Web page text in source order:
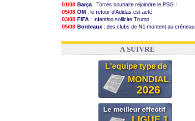
01/08 Barça : Torres souhaite rejoindre le PSG !
05/08 OM : le retour d'Adidas est acté
03/08 FIFA : Infantino sollicite Trump
05/08 Bordeaux : des clubs de N1 montent au créneau
03/08 Real: le démenti de Leipzig pour Diomandé
A SUIVRE
L'equipe type de
MONDIAL
2026
Le meilleur effectif